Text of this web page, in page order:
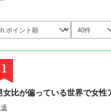
1
女比が偏っている世界で女性